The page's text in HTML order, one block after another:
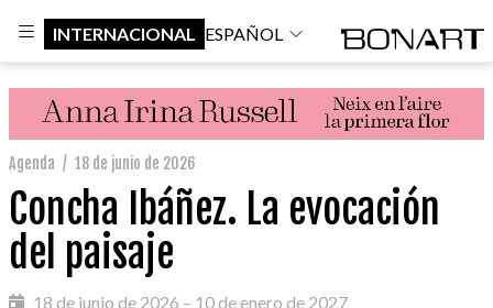
INTERNACIONAL ESPAÑOL
Agenda / 18 de junio de 2026
Concha Ibáñez. La evocación
del paisaje
18 de junio de 2026 – 10 de enero de 2027